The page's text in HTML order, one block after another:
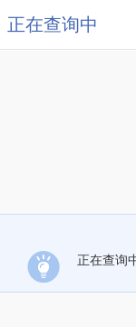
正在查询中
正在查询